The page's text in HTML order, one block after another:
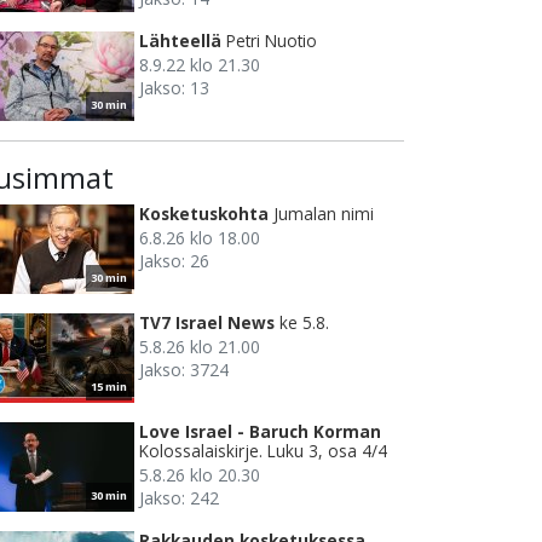
30 min
Lähteellä Petri Nuotio
8.9.22 klo 21.30
Jakso: 13
30 min
Kosketuskohta Jumalan nimi
6.8.26 klo 18.00
Jakso: 26
15 min
TV7 Israel News ke 5.8.
5.8.26 klo 21.00
Jakso: 3724
30 min
Love Israel - Baruch Korman
Kolossalaiskirje. Luku 3, osa 4/4
5.8.26 klo 20.30
Jakso: 242